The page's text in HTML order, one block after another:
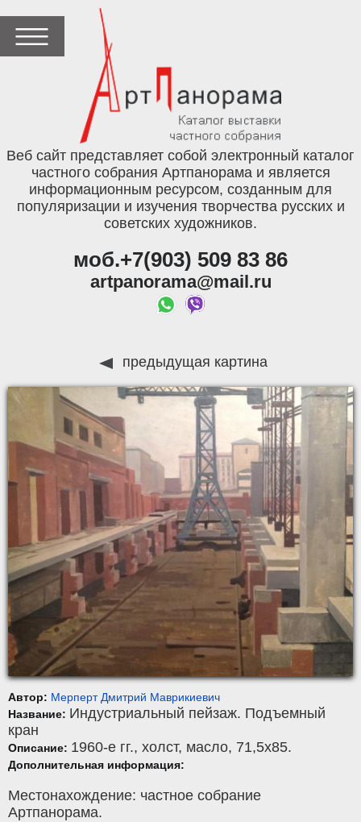
Веб сайт представляет собой электронный каталог
частного собрания Артпанорама и является
информационным ресурсом, созданным для
популяризации и изучения творчества русских и
советских художников.
моб.+7(903) 509 83 86
artpanorama@mail.ru
предыдущая картина
Автор: Мерперт Дмитрий Маврикиевич
Название: Индустриальный пейзаж. Подъемный
кран
Описание: 1960-е гг., холст, масло, 71,5x85.
Дополнительная информация:
Местонахождение: частное собрание
Артпанорама.